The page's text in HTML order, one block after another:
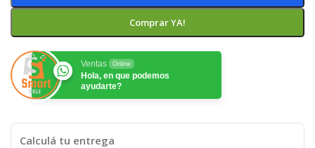
Comprar YA!
Ventas Online
Hola, en que podemos
ayudarte?
Calculá tu entrega